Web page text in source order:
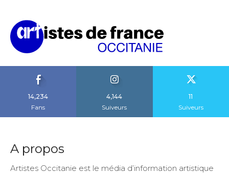
14,234
Fans
4,144
Suiveurs
11
Suiveurs
A propos
Artistes Occitanie est le média d’information artistique